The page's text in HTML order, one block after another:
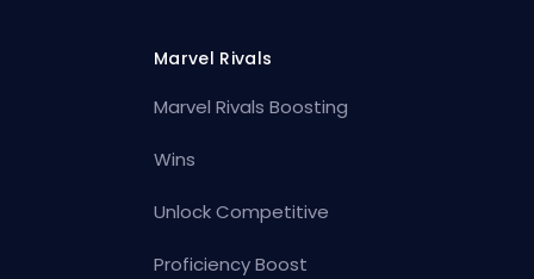
Marvel Rivals
Marvel Rivals Boosting
Wins
Unlock Competitive
Proficiency Boost